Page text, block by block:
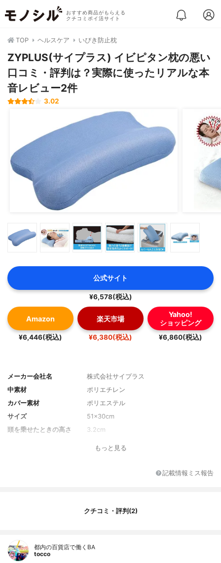
おすすめ商品がもらえる
クチコミポイ活サイト
TOP ヘルスケア いびき防止枕
ZYPLUS(サイプラス) イビピタン枕の悪い
口コミ・評判は？実際に使ったリアルな本
音レビュー2件
3.02
公式サイト
¥6,578(税込)
Amazon
¥6,446(税込)
楽天市場
¥6,380(税込)
Yahoo!
ショッピング
¥6,860(税込)
メーカー会社名
株式会社サイプラス
中素材
ポリエチレン
カバー素材
ポリエステル
サイズ
51×30cm
頭を乗せたときの高さ
3.2cm
枕カバー付属
もっと見る
記載情報ミス報告
クチコミ・評判(2)
都内の百貨店で働くBA
tocco